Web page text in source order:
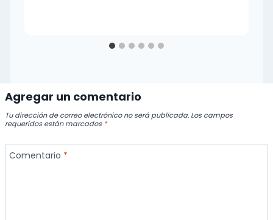
Agregar un comentario
Tu dirección de correo electrónico no será publicada. Los campos
requeridos están marcados *
Comentario *